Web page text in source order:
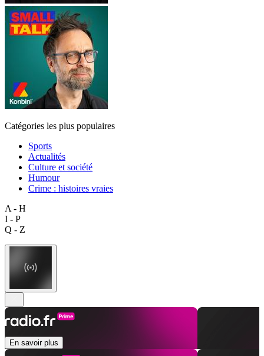
Catégories les plus populaires
Sports
Actualités
Culture et société
Humour
Crime : histoires vraies
A - H
I - P
Q - Z
En savoir plus